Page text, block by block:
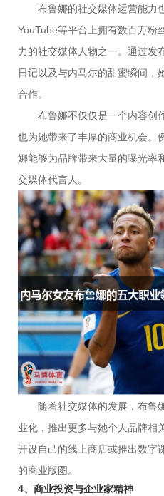
布鲁娜的社交媒体运营能力
YouTube等平台上拥有数百万粉
力的社交媒体人物之一。通过发
日记以及与内马尔的甜蜜瞬间，
合作。
布鲁娜不仅仅是一个内容创
也为她带来了丰厚的商业机会。
娜能够为品牌带来大量的曝光率
交媒体代言人。
随着社交媒体的发展，布鲁
业化，推出更多与她个人品牌相
开设自己的线上商店或推出数字
的商业版图。
4、商业投资与企业家精神